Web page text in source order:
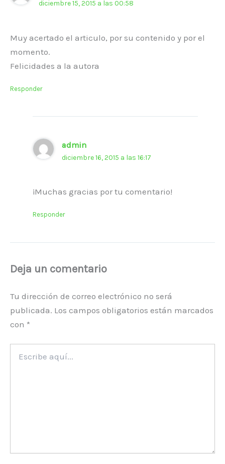
diciembre 15, 2015 a las 00:58
Muy acertado el articulo, por su contenido y por el
momento.
Felicidades a la autora
Responder
admin
diciembre 16, 2015 a las 16:17
¡Muchas gracias por tu comentario!
Responder
Deja un comentario
Tu dirección de correo electrónico no será
publicada. Los campos obligatorios están marcados
con *
aquí...